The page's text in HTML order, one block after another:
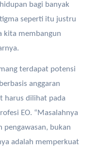
bagi banyak
seperti itu justru
kita membangun
terdapat potensi
anggaran
harus dilihat pada
EO. “Masalahnya
pengawasan, bukan
adalah memperkuat